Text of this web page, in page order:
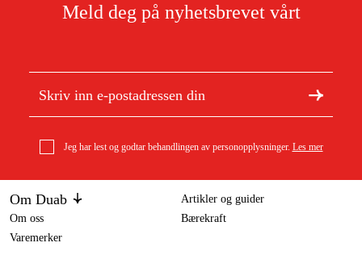
Meld deg på nyhetsbrevet vårt
Jeg har lest og godtar behandlingen av personopplysninger. Les mer
Om Duab
Om oss
Varemerker
Artikler og guider
Bærekraft